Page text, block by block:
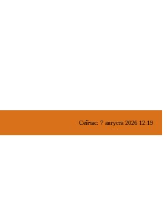
Сейчас: 7 августа 2026 12:19